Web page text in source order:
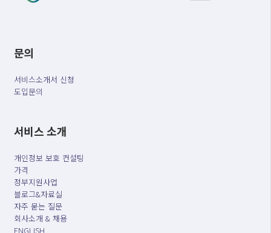
문의
서비스소개서 신청
도입문의
서비스 소개
개인정보 보호 컨설팅
가격
정부지원사업
블로그&자료실
자주 묻는 질문
회사소개 & 채용
ENGLISH